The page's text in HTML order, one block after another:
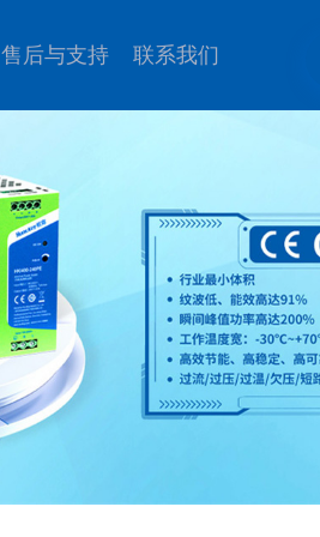
售后与支持 联系我们